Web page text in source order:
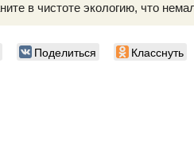
в чистоте экологию, что
Поделиться Класснуть